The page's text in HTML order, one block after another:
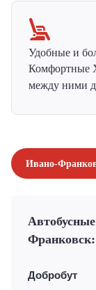
Удобные и
Комфортные
между ними
Ивано-
Франковск:
Добробут